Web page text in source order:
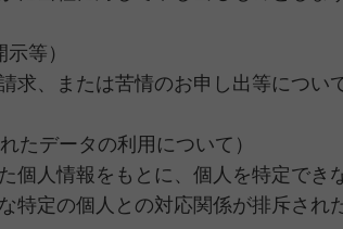
等）
求、または苦情のお申し出等につい
たデータの利用について）
個人情報をもとに、個人を特定で
特定の個人との対応関係が排斥され